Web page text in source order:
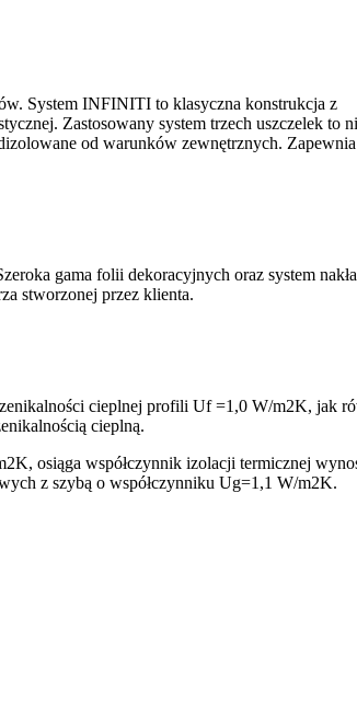
System INFINITI to klasyczna konstrukcja z
Zastosowany system trzech uszczelek to
od warunków zewnętrznych.
gama folii dekoracyjnych oraz system
stworzonej przez klienta.
cieplnej profili Uf =1,0 W/m2K, jak
cieplną.
osiąga współczynnik izolacji termicznej
z szybą o współczynniku Ug=1,1 W/m2K.